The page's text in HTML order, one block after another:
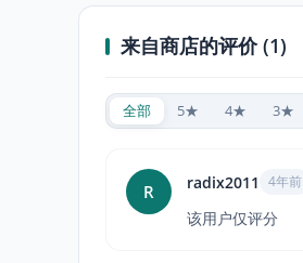
来自商店的评价 (1)
全部 5★ 4★ 3★
R radix2011 4年前
该用户仅评分